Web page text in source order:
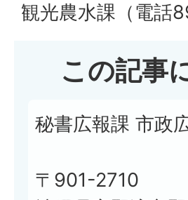
観光農水課（電話
この記事
秘書広報課 市政
〒901-2710